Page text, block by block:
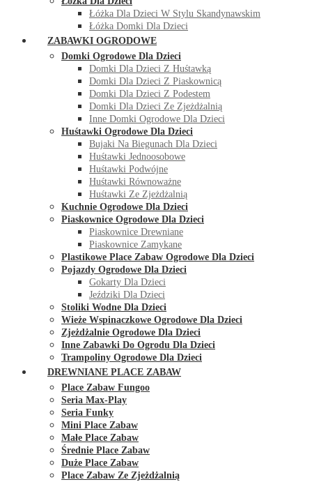
Łóżka Dla Dzieci W Stylu Skandynawskim
Łóżka Domki Dla Dzieci
ZABAWKI OGRODOWE
Domki Ogrodowe Dla Dzieci
Domki Dla Dzieci Z Huśtawką
Domki Dla Dzieci Z Piaskownicą
Domki Dla Dzieci Z Podestem
Domki Dla Dzieci Ze Zjeżdżalnią
Inne Domki Ogrodowe Dla Dzieci
Huśtawki Ogrodowe Dla Dzieci
Bujaki Na Biegunach Dla Dzieci
Huśtawki Jednoosobowe
Huśtawki Podwójne
Huśtawki Równoważne
Huśtawki Ze Zjeżdżalnią
Kuchnie Ogrodowe Dla Dzieci
Piaskownice Ogrodowe Dla Dzieci
Piaskownice Drewniane
Piaskownice Zamykane
Plastikowe Place Zabaw Ogrodowe Dla Dzieci
Pojazdy Ogrodowe Dla Dzieci
Gokarty Dla Dzieci
Jeździki Dla Dzieci
Stoliki Wodne Dla Dzieci
Wieże Wspinaczkowe Ogrodowe Dla Dzieci
Zjeżdżalnie Ogrodowe Dla Dzieci
Inne Zabawki Do Ogrodu Dla Dzieci
Trampoliny Ogrodowe Dla Dzieci
DREWNIANE PLACE ZABAW
Place Zabaw Fungoo
Seria Max-Play
Seria Funky
Mini Place Zabaw
Małe Place Zabaw
Średnie Place Zabaw
Duże Place Zabaw
Place Zabaw Ze Zjeżdżalnią